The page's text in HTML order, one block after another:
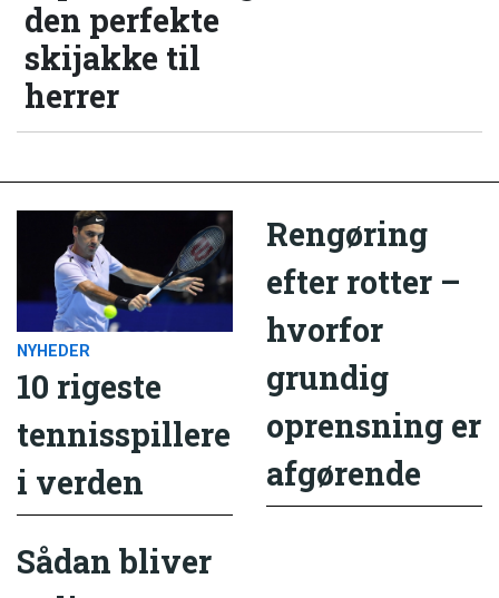
den perfekte
skijakke til
herrer
NYHEDER
10 rigeste
tennisspillere
i verden
Rengøring
efter rotter –
hvorfor
grundig
oprensning er
afgørende
Sådan bliver